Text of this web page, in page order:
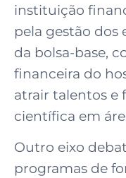
instituição
pela gestão dos
da bolsa-base,
financeira do
atrair talentos e
científica em
Outro eixo
programas de